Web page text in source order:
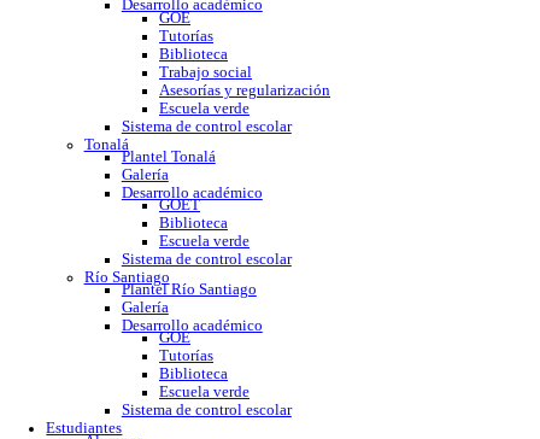
Admisión
Colomos
Plantel Colomos
Galería
Desarrollo académico
GOE
Tutorías
Trabajo social
Asesorías y regularización
Escuela verde
Sistema de control escolar
Tonalá
Plantel Tonalá
Galería
Desarrollo académico
GOET
Biblioteca
Escuela verde